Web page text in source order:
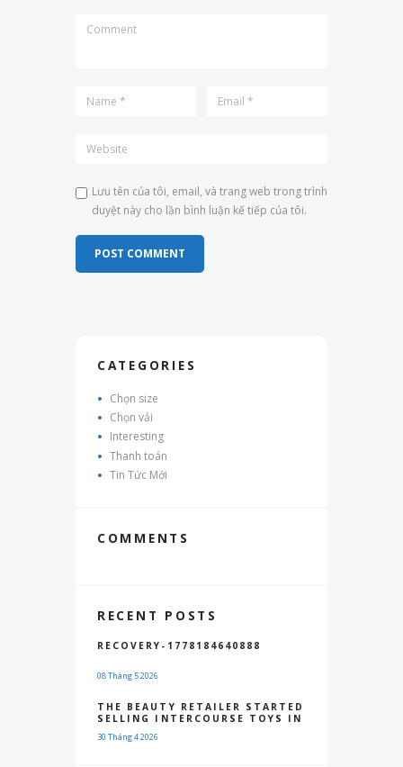
Lưu tên của tôi, email, và trang web trong trình
duyệt này cho lần bình luận kế tiếp của tôi.
CATEGORIES
Chọn size
Chọn vải
Interesting
Thanh toán
Tin Tức Mới
COMMENTS
RECENT POSTS
RECOVERY-1778184640888
08 Tháng 5 2026
THE BEAUTY RETAILER STARTED
SELLING INTERCOURSE TOYS IN
30 Tháng 4 2026